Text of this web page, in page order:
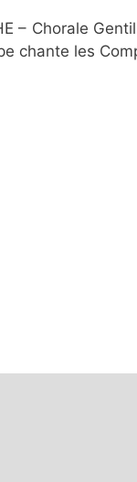
– Chorale
chante les